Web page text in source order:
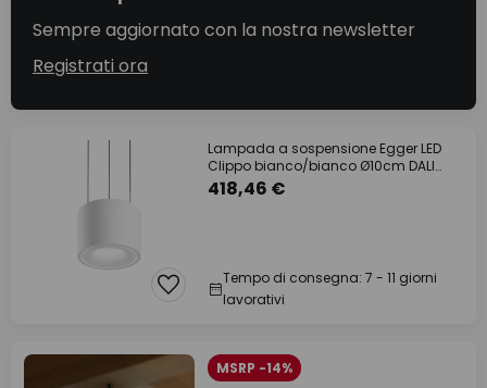
Sempre aggiornato con la nostra newsletter
Registrati ora
Lampada a sospensione Egger LED
Clippo bianco/bianco Ø10cm DALI
DTW up/down
418,46 €
Tempo di consegna: 7 - 11 giorni
lavorativi
MSRP -14%